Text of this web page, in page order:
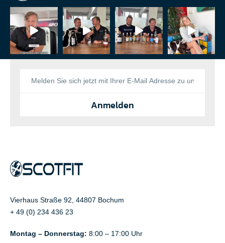
Anmelden
Vierhaus Straße 92, 44807 Bochum
+ 49 (0) 234 436 23
Montag – Donnerstag: 8:00 – 17:00 Uhr